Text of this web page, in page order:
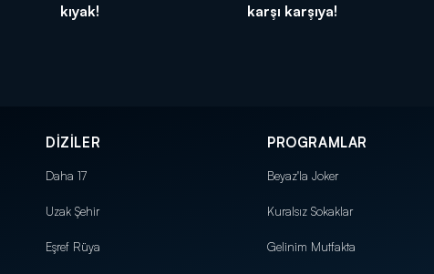
kıyak!
karşı karşıya!
DİZİLER
Daha 17
Uzak Şehir
Eşref Rüya
PROGRAMLAR
Beyaz'la Joker
Kuralsız Sokaklar
Gelinim Mutfakta